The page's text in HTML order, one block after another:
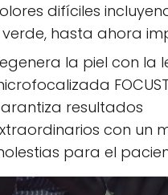
difíciles
hasta ahora
la piel con la
resultados
con un
para el